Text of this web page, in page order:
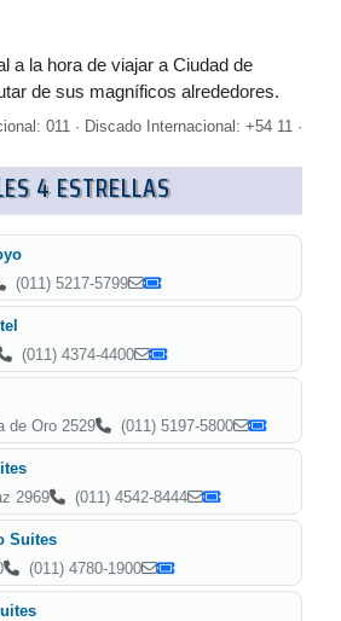
a la hora de viajar a Ciudad de
de sus magníficos alrededores.
011 · Discado Internacional: +54 11 ·
4 ESTRELLAS
(011) 5217-5799
(011) 4374-4400
de Oro 2529
(011) 5197-5800
2969
(011) 4542-8444
Suites
(011) 4780-1900